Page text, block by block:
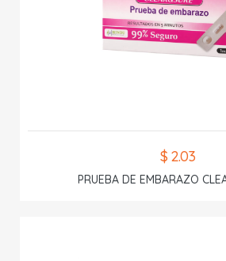
$ 2.03
PRUEBA DE EMBARAZO